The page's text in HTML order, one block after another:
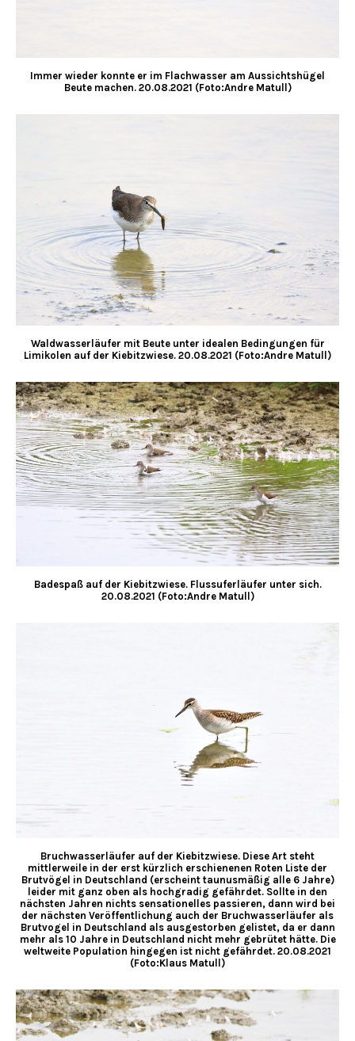
Immer wieder konnte er im Flachwasser am Aussichtshügel
Beute machen. 20.08.2021 (Foto:Andre Matull)
Waldwasserläufer mit Beute unter idealen Bedingungen für
Limikolen auf der Kiebitzwiese. 20.08.2021 (Foto:Andre Matull)
Badespaß auf der Kiebitzwiese. Flussuferläufer unter sich.
20.08.2021 (Foto:Andre Matull)
Bruchwasserläufer auf der Kiebitzwiese. Diese Art steht
mittlerweile in der erst kürzlich erschienenen Roten Liste der
Brutvögel in Deutschland (erscheint taunusmäßig alle 6 Jahre)
leider mit ganz oben als hochgradig gefährdet. Sollte in den
nächsten Jahren nichts sensationelles passieren, dann wird bei
der nächsten Veröffentlichung auch der Bruchwasserläufer als
Brutvogel in Deutschland als ausgestorben gelistet, da er dann
mehr als 10 Jahre in Deutschland nicht mehr gebrütet hätte. Die
weltweite Population hingegen ist nicht gefährdet. 20.08.2021
(Foto:Klaus Matull)